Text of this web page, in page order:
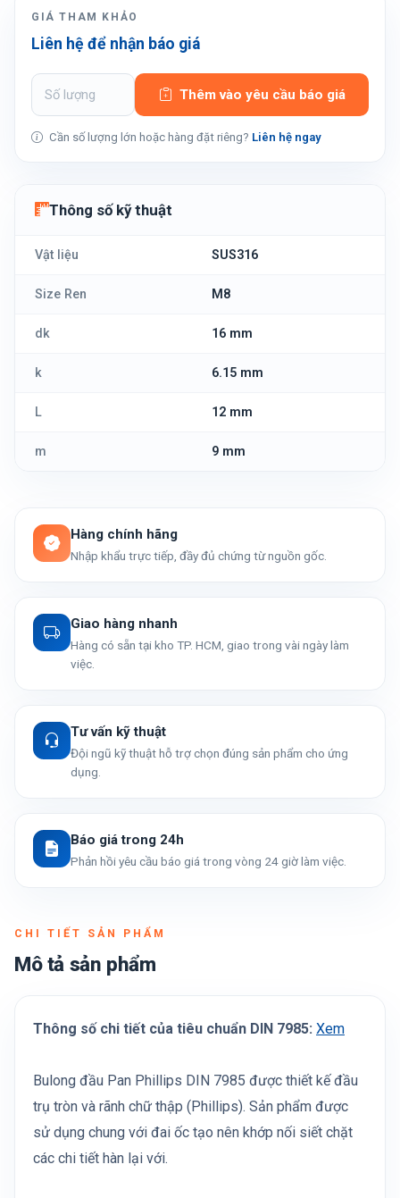
GIÁ THAM KHẢO
Liên hệ để nhận báo giá
Thêm vào yêu cầu báo giá
Cần số lượng lớn hoặc hàng đặt riêng? Liên hệ ngay
Thông số kỹ thuật
Vật liệu SUS316
Size Ren M8
dk 16 mm
k 6.15 mm
L 12 mm
m 9 mm
Hàng chính hãng
Nhập khẩu trực tiếp, đầy đủ chứng từ nguồn gốc.
Giao hàng nhanh
Hàng có sẵn tại kho TP. HCM, giao trong vài ngày làm
việc.
Tư vấn kỹ thuật
Đội ngũ kỹ thuật hỗ trợ chọn đúng sản phẩm cho ứng
dụng.
Báo giá trong 24h
Phản hồi yêu cầu báo giá trong vòng 24 giờ làm việc.
CHI TIẾT SẢN PHẨM
Mô tả sản phẩm
Thông số chi tiết của tiêu chuẩn DIN 7985: Xem
Bulong đầu Pan Phillips DIN 7985 được thiết kế đầu
trụ tròn và rãnh chữ thập (Phillips). Sản phẩm được
sử dụng chung với đai ốc tạo nên khớp nối siết chặt
các chi tiết hàn lại với.